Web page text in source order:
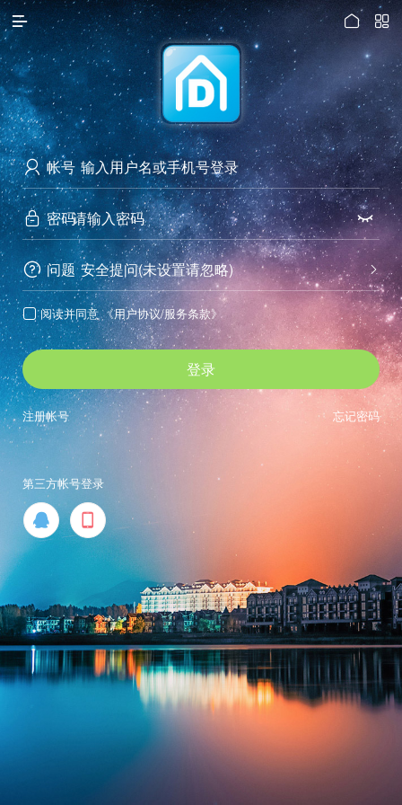

访问电脑版
 

 帐号
 密码 
 问题 
安全提问(未设置请忽略)
 阅读并同意 《用户协议/服务条款》
登录
忘记密码
注册帐号
第三方帐号登录
 